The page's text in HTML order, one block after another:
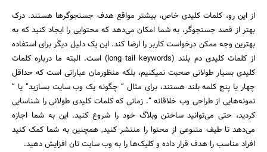
از این رو، کلمات کلیدی خاص، بیشتر مواقع هدف جستجوگرها هستند. درک
بهتر از قصد جستجوگر، به شما امکان می‌دهد که محتوایی را ایجاد کنید که به
بهترین وجه ممکن درخواست کاربر را ارضا کند. این یک دلیل دیگر برای استفاده
از کلمات کلیدی دم بلند (long tail keywords) است. البته ما درباره کلمات
کلیدی بسیار طولانی صحبت نمیکنیم، بلکه منظورمان عباراتی است که حداقل
چهار یا پنج کلمه بلند هستند، برای مثال ” چگونه یک وب سایت بسازید” یا ”
نمونه‌هایی از طراحی وب خلاقانه “. زمانی که کلمات کلیدی طولانی را شناسایی
کردید، حتی می‌توانید ساختن وبلاگ خود را شروع کنید. این به شما اجازه
می‌دهد تا طیف متنوعی از محتوا را منتشر کنید, همچنین به شما کمک کنید
افراد مناسب را هدف قرار داده و کلیک‌ها را به وب سایت تان افزایش دهید.